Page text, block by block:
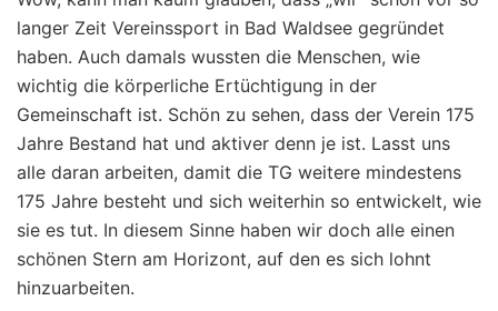
langer Zeit Vereinssport in Bad Waldsee gegründet
haben. Auch damals wussten die Menschen, wie
wichtig die körperliche Ertüchtigung in der
Gemeinschaft ist. Schön zu sehen, dass der Verein 175
Jahre Bestand hat und aktiver denn je ist. Lasst uns
alle daran arbeiten, damit die TG weitere mindestens
175 Jahre besteht und sich weiterhin so entwickelt, wie
sie es tut. In diesem Sinne haben wir doch alle einen
schönen Stern am Horizont, auf den es sich lohnt
hinzuarbeiten.